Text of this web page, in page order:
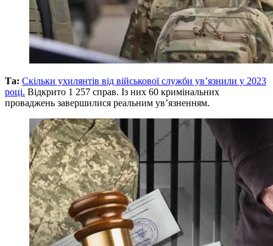
Та: Скільки ухилянтів від військової служби ув’язнили у 2023
році. Відкрито 1 257 справ. Із них 60 кримінальних
проваджень завершилися реальним ув’язненням.